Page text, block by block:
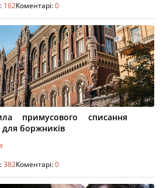
162Коментарі:0
примусового списання
для боржників
382Коментарі:0